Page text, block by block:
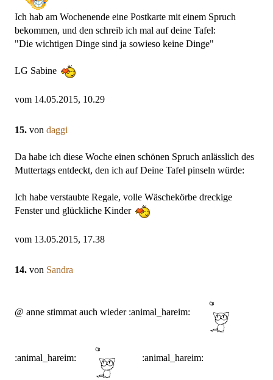
Ich hab am Wochenende eine Postkarte mit einem Spruch
bekommen, und den schreib ich mal auf deine Tafel:
"Die wichtigen Dinge sind ja sowieso keine Dinge"
LG Sabine
vom 14.05.2015, 10.29
15. von daggi
Da habe ich diese Woche einen schönen Spruch anlässlich des
Muttertags entdeckt, den ich auf Deine Tafel pinseln würde:
Ich habe verstaubte Regale, volle Wäschekörbe dreckige
Fenster und glückliche Kinder
vom 13.05.2015, 17.38
14. von Sandra
@ anne stimmat auch wieder :animal_hareim:
:animal_hareim: :animal_hareim: